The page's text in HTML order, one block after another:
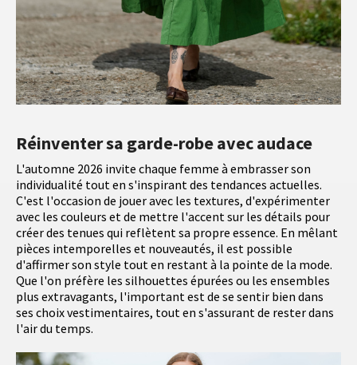
Réinventer sa garde-robe avec audace
L'automne 2026 invite chaque femme à embrasser son
individualité tout en s'inspirant des tendances actuelles.
C'est l'occasion de jouer avec les textures, d'expérimenter
avec les couleurs et de mettre l'accent sur les détails pour
créer des tenues qui reflètent sa propre essence. En mêlant
pièces intemporelles et nouveautés, il est possible
d'affirmer son style tout en restant à la pointe de la mode.
Que l'on préfère les silhouettes épurées ou les ensembles
plus extravagants, l'important est de se sentir bien dans
ses choix vestimentaires, tout en s'assurant de rester dans
l'air du temps.